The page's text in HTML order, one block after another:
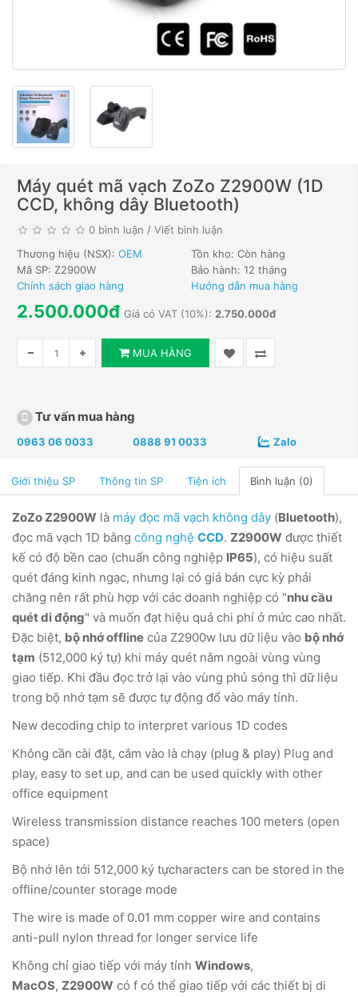
Máy quét mã vạch ZoZo Z2900W (1D
CCD, không dây Bluetooth)
0 bình luận / Viết bình luận
Thương hiệu (NSX): OEM
Mã SP: Z2900W
Chính sách giao hàng
Tồn kho: Còn hàng
Bảo hành: 12 tháng
Hướng dẫn mua hàng
2.500.000đ Giá có VAT (10%): 2.750.000đ
MUA HÀNG
Tư vấn mua hàng
0963 06 0033 0888 91 0033 Zalo
Giới thiệu SP Thông tin SP Tiện ích Bình luận (0)
ZoZo Z2900W là máy đọc mã vạch không dây (Bluetooth),
đọc mã vạch 1D bằng công nghệ CCD. Z2900W được thiết
kế có độ bền cao (chuẩn công nghiệp IP65), có hiệu suất
quét đáng kinh ngạc, nhưng lại có giá bán cực kỳ phải
chăng nên rất phù hợp với các doanh nghiệp có "nhu cầu
quét di động" và muốn đạt hiệu quả chi phí ở mức cao nhất.
Đặc biệt, bộ nhớ offline của Z2900w lưu dữ liệu vào bộ nhớ
tạm (512,000 ký tự) khi máy quét nằm ngoài vùng vùng
giao tiếp. Khi đầu đọc trở lại vào vùng phủ sóng thì dữ liệu
trong bộ nhớ tạm sẽ được tự động đổ vào máy tính.
New decoding chip to interpret various 1D codes
Không cần cài đặt, cắm vào là chạy (plug & play) Plug and
play, easy to set up, and can be used quickly with other
office equipment
Wireless transmission distance reaches 100 meters (open
space)
Bộ nhớ lên tới 512,000 ký tựcharacters can be stored in the
offline/counter storage mode
The wire is made of 0.01 mm copper wire and contains
anti-pull nylon thread for longer service life
Không chỉ giao tiếp với máy tính Windows,
MacOS, Z2900W có f có thể giao tiếp với các thiết bị di